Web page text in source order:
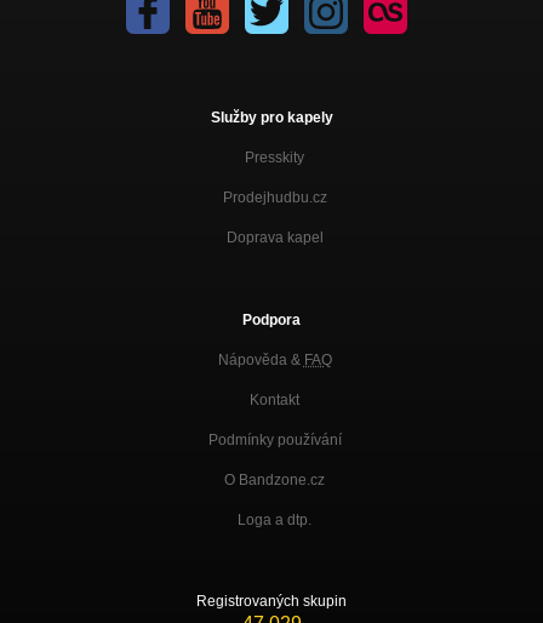
Služby pro kapely
Presskity
Prodejhudbu.cz
Doprava kapel
Podpora
Nápověda & FAQ
Kontakt
Podmínky používání
O Bandzone.cz
Loga a dtp.
Registrovaných skupin